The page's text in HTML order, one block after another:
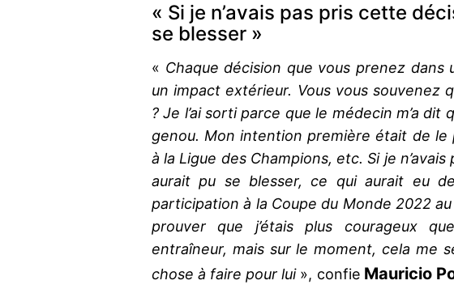
« Si je n’avais pas pris cette
se blesser »
« Chaque décision que vous prenez dans
un impact extérieur. Vous vous souvenez
? Je l’ai sorti parce que le médecin m’a dit
genou. Mon intention première était de le
à la Ligue des Champions, etc. Si je
aurait pu se blesser, ce qui aurait eu
participation à la Coupe du Monde 2022
prouver que j’étais plus courageux
entraîneur, mais sur le moment, cela me
chose à faire pour lui », confie Mauricio